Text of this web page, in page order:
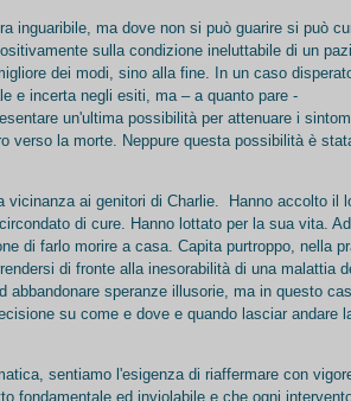
inguaribile, ma dove non si può guarire si può
sulla condizione ineluttabile di un
dei modi, sino alla fine. In un caso
e incerta negli esiti, ma – a quanto pare -
un'ultima possibilità per attenuare i
verso la morte. Neppure questa possibilità è
vicinanza ai genitori di Charlie. Hanno accolto il
di cure. Hanno lottato per la sua vita.
di farlo morire a casa. Capita purtroppo, nella
di fronte alla inesorabilità di una malattia
abbandonare speranze illusorie, ma in questo
su come e dove e quando lasciar andare
sentiamo l'esigenza di riaffermare con
fondamentale ed inviolabile e che ogni